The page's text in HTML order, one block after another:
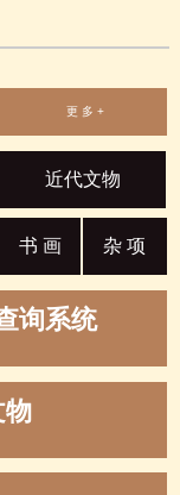
更 多 +
近代文物
书 画 杂 项
询系统
物